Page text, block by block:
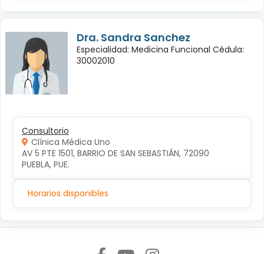
Dra. Sandra Sanchez
Especialidad: Medicina Funcional Cédula:
30002010
Consultorio
Clínica Médica Uno
AV 5 PTE 1501, BARRIO DE SAN SEBASTIÁN, 72090
PUEBLA, PUE.
Horarios disponibles